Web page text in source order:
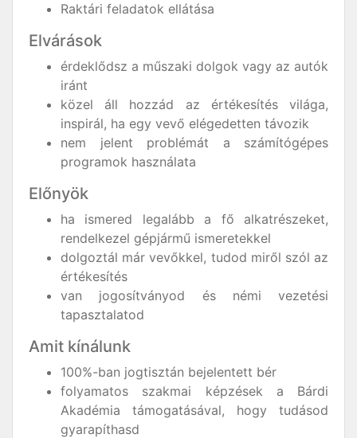
Raktári feladatok ellátása
Elvárások
érdeklődsz a műszaki dolgok vagy az autók
iránt
közel áll hozzád az értékesítés világa,
inspirál, ha egy vevő elégedetten távozik
nem jelent problémát a számítógépes
programok használata
Előnyök
ha ismered legalább a fő alkatrészeket,
rendelkezel gépjármű ismeretekkel
dolgoztál már vevőkkel, tudod miről szól az
értékesítés
van jogosítványod és némi vezetési
tapasztalatod
Amit kínálunk
100%-ban jogtisztán bejelentett bér
folyamatos szakmai képzések a Bárdi
Akadémia támogatásával, hogy tudásod
gyarapíthasd